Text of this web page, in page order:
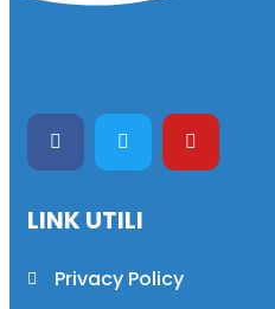
LINK UTILI
Privacy Policy